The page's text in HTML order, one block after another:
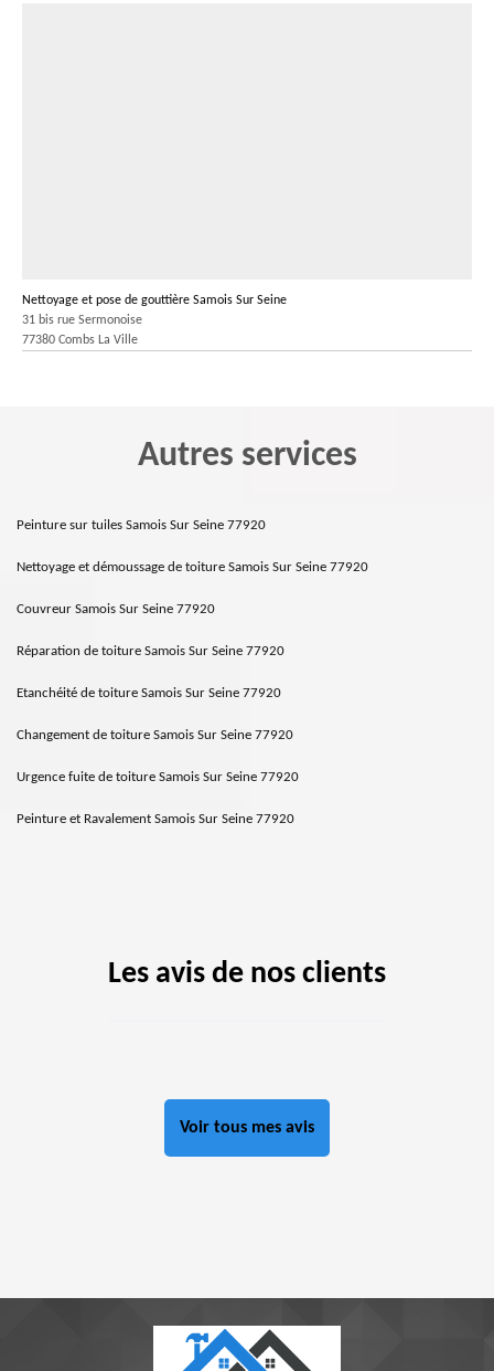
Nettoyage et pose de gouttière Samois Sur Seine
31 bis rue Sermonoise
77380 Combs La Ville
Autres services
Peinture sur tuiles Samois Sur Seine 77920
Nettoyage et démoussage de toiture Samois Sur Seine 77920
Couvreur Samois Sur Seine 77920
Réparation de toiture Samois Sur Seine 77920
Etanchéité de toiture Samois Sur Seine 77920
Changement de toiture Samois Sur Seine 77920
Urgence fuite de toiture Samois Sur Seine 77920
Peinture et Ravalement Samois Sur Seine 77920
Les avis de nos clients
Voir tous mes avis